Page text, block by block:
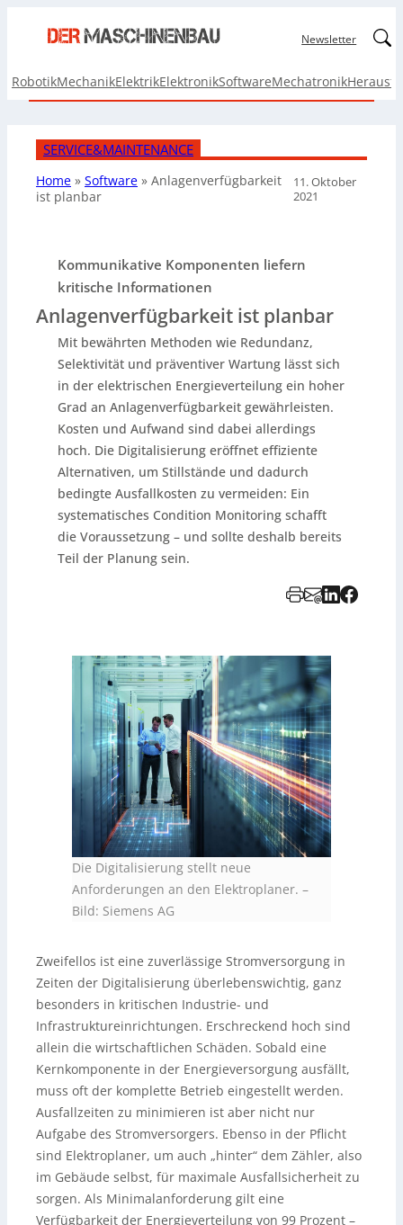
Newsletter
RobotikMechanikElektrikElektronikSoftwareMechatronik
SERVICE&MAINTENANCE
Home » Software » Anlagenverfügbarkeit
ist planbar
11. Oktober
2021
Kommunikative Komponenten liefern
kritische Informationen
Anlagenverfügbarkeit ist planbar
Mit bewährten Methoden wie Redundanz,
Selektivität und präventiver Wartung lässt sich
in der elektrischen Energieverteilung ein hoher
Grad an Anlagenverfügbarkeit gewährleisten.
Kosten und Aufwand sind dabei allerdings
hoch. Die Digitalisierung eröffnet effiziente
Alternativen, um Stillstände und dadurch
bedingte Ausfallkosten zu vermeiden: Ein
systematisches Condition Monitoring schafft
die Voraussetzung – und sollte deshalb bereits
Teil der Planung sein.
Die Digitalisierung stellt neue
Anforderungen an den Elektroplaner. –
Bild: Siemens AG
Zweifellos ist eine zuverlässige Stromversorgung in
Zeiten der Digitalisierung überlebenswichtig, ganz
besonders in kritischen Industrie- und
Infrastruktureinrichtungen. Erschreckend hoch sind
allein die wirtschaftlichen Schäden. Sobald eine
Kernkomponente in der Energieversorgung ausfällt,
muss oft der komplette Betrieb eingestellt werden.
Ausfallzeiten zu minimieren ist aber nicht nur
Aufgabe des Stromversorgers. Ebenso in der Pflicht
sind Elektroplaner, um auch „hinter“ dem Zähler, also
im Gebäude selbst, für maximale Ausfallsicherheit zu
sorgen. Als Minimalanforderung gilt eine
Verfügbarkeit der Energieverteilung von 99 Prozent –